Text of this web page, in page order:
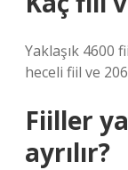
Yaklaşık 4600
heceli fiil ve
Fiiller
ayrılır?